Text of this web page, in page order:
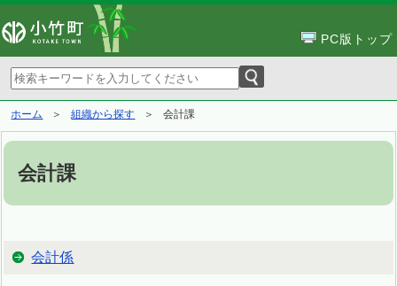
PC版トップ
ホーム 組織から探す 会計課
会計課
会計係